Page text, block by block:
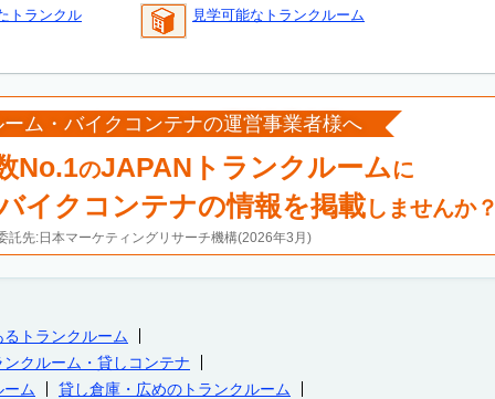
トランクル
見学可能なトランクルーム
ーム・バイクコンテナの運営事業者様へ
No.1のJAPANトランクルームに
イクコンテナの情報を掲載しませんか？
託先:日本マーケティングリサーチ機構(2026年3月)
トランクルーム
クルーム・貸しコンテナ
ーム
貸し倉庫・広めのトランクルーム